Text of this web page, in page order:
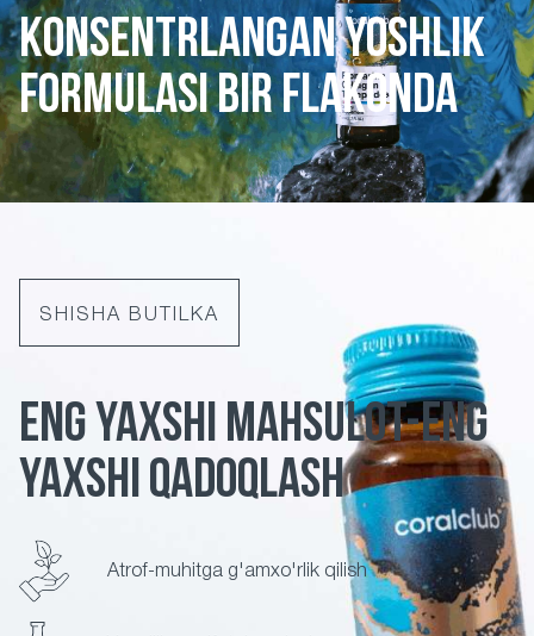
KONSENTRLANGAN YOSHLIK
FORMULASI BIR FLAKONDA
SHISHA BUTILKA
ENG YAXSHI MAHSULOT-ENG
YAXSHI QADOQLASH
Atrof-muhitga g'amxo'rlik qilish